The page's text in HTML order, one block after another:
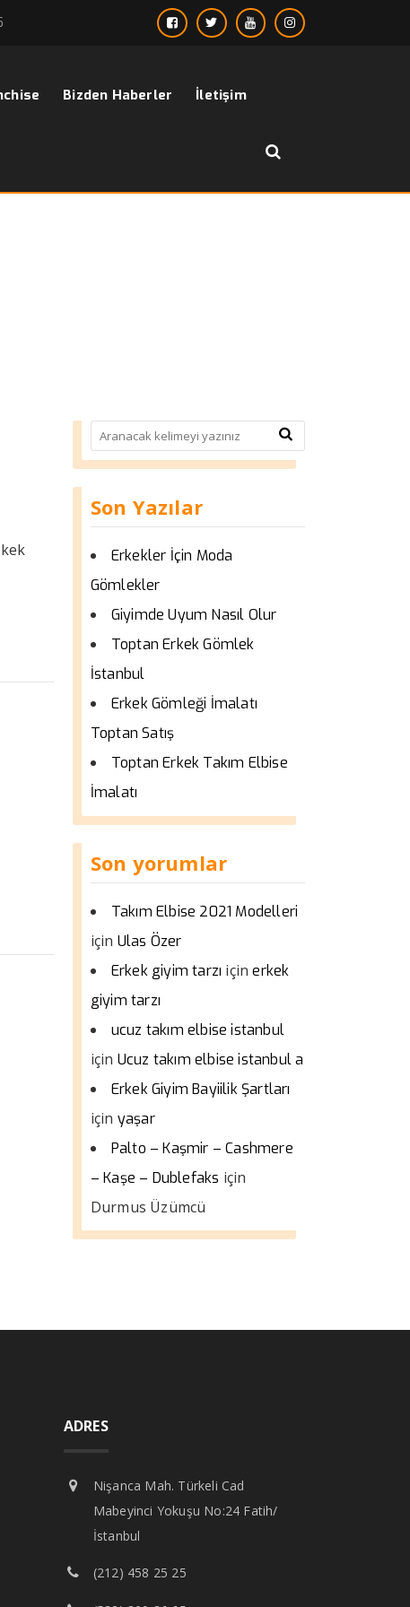
Bizden Haberler İletişim
Son Yazılar
Erkekler İçin Moda
Gömlekler
Giyimde Uyum Nasıl Olur
Toptan Erkek Gömlek
İstanbul
Erkek Gömleği İmalatı
Toptan Satış
Toptan Erkek Takım Elbise
İmalatı
Son yorumlar
Takım Elbise 2021 Modelleri
için Ulas Özer
Erkek giyim tarzı içinerkek
giyim tarzı
ucuz takım elbise istanbul
için Ucuz takım elbise istanbul a
Erkek Giyim Bayiilik Şartları
için yaşar
Palto – Kaşmir – Cashmere
– Kaşe – Dublefaks için
Durmus Üzümcü
ADRES
Nişanca Mah. Türkeli Cad
Mabeyinci Yokuşu No:24 Fatih/
İstanbul
(212) 458 25 25